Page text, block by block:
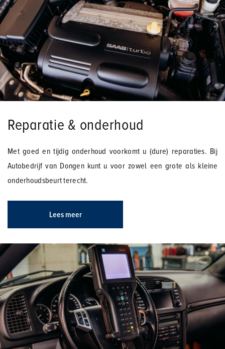
Reparatie & onderhoud
Met goed en tijdig onderhoud voorkomt u (dure) reparaties. Bij
Autobedrijf van Dongen kunt u voor zowel een grote als kleine
onderhoudsbeurt terecht.
Lees meer